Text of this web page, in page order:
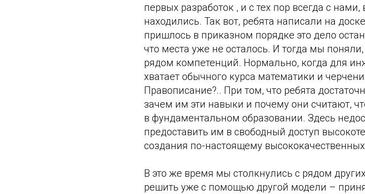
первых разработок , и с тех пор всегда с
находились. Так вот, ребята написали на
пришлось в приказном порядке это дело
что места уже не осталось. И тогда мы поняли,
рядом компетенций. Нормально, когда для
хватает обычного курса математики и
Правописание?.. При том, что ребята
зачем им эти навыки и почему они считают,
в фундаментальном образовании. Здесь
предоставить им в свободный доступ
создания по-настоящему высококачественных
В это же время мы столкнулись с рядом
решить уже с помощью другой модели –